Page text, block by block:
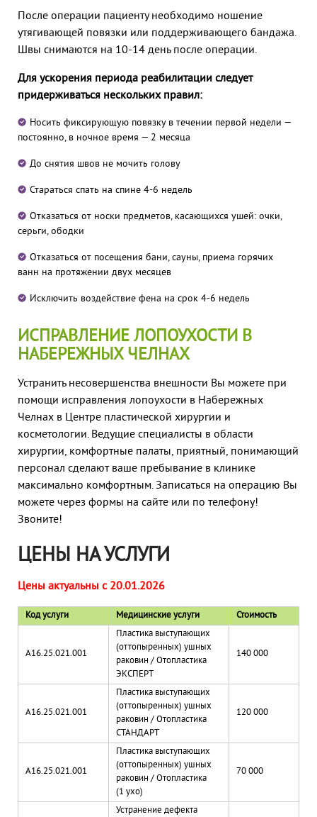
После операции пациенту необходимо ношение
утягивающей повязки или поддерживающего бандажа.
Швы снимаются на 10-14 день после операции.
Для ускорения периода реабилитации следует
придерживаться нескольких правил:
Носить фиксирующую повязку в течении первой недели —
постоянно, в ночное время — 2 месяца
До снятия швов не мочить голову
Стараться спать на спине 4-6 недель
Отказаться от носки предметов, касающихся ушей: очки,
серьги, ободки
Отказаться от посещения бани, сауны, приема горячих
ванн на протяжении двух месяцев
Исключить воздействие фена на срок 4-6 недель
ИСПРАВЛЕНИЕ ЛОПОУХОСТИ В
НАБЕРЕЖНЫХ ЧЕЛНАХ
Устранить несовершенства внешности Вы можете при
помощи исправления лопоухости в Набережных
Челнах в Центре пластической хирургии и
косметологии. Ведущие специалисты в области
хирургии, комфортные палаты, приятный, понимающий
персонал сделают ваше пребывание в клинике
максимально комфортным. Записаться на операцию Вы
можете через формы на сайте или по телефону!
Звоните!
ЦЕНЫ НА УСЛУГИ
Цены актуальны с 20.01.2026
Код услуги Медицинские услуги Стоимость
A16.25.021.001
Пластика выступающих
(оттопыренных) ушных
раковин / Отопластика
ЭКСПЕРТ
140 000
A16.25.021.001
Пластика выступающих
(оттопыренных) ушных
раковин / Отопластика
СТАНДАРТ
120 000
A16.25.021.001
Пластика выступающих
(оттопыренных) ушных
раковин / Отопластика
(1 ухо)
70 000
Устранение дефекта